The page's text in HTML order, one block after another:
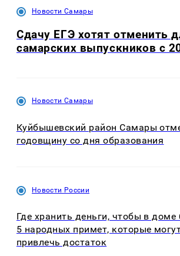
Новости Самары
Сдачу ЕГЭ хотят отменить
самарских выпускников с
Новости Самары
Куйбышевский район Самары
годовщину со дня образования
Новости России
Где хранить деньги, чтобы в доме
5 народных примет, которые
привлечь достаток